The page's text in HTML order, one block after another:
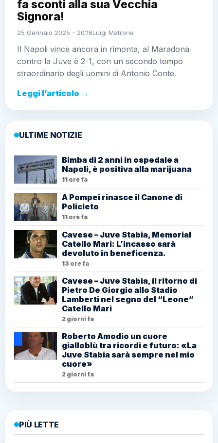
fa sconti alla sua Vecchia
Signora!
25 Gennaio 2025 - 20:16Luigi Matrone
Il Napoli vince ancora in rimonta, al Maradona
contro la Juve è 2-1, con un secondo tempo
straordinario degli uomini di Antonio Conte.
Leggi l’articolo →
ULTIME NOTIZIE
Bimba di 2 anni in ospedale a
Napoli, è positiva alla marijuana
11 ore fa
A Pompei rinasce il Canone di
Policleto
11 ore fa
Cavese – Juve Stabia, Memorial
Catello Mari: L’incasso sarà
devoluto in beneficenza.
13 ore fa
Cavese – Juve Stabia, il ritorno di
Pietro De Giorgio allo Stadio
Lamberti nel segno del “Leone”
Catello Mari
2 giorni fa
Roberto Amodio un cuore
gialloblù tra ricordi e futuro: «La
Juve Stabia sarà sempre nel mio
cuore»
2 giorni fa
PIÙ LETTE